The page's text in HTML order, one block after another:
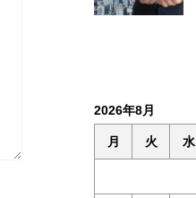
2026年8月
月 火 水